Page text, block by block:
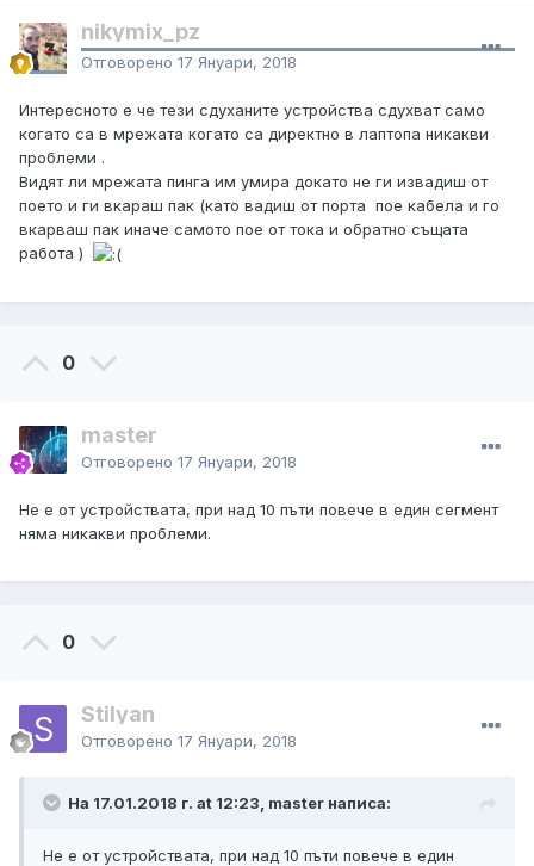
nikymix_pz
Отговорено 17 Януари, 2018
Интересното е че тези сдуханите устройства сдухват само
когато са в мрежата когато са директно в лаптопа никакви
проблеми .
Видят ли мрежата пинга им умира докато не ги извадиш от
поето и ги вкараш пак (като вадиш от порта пое кабела и го
вкарваш пак иначе самото пое от тока и обратно същата
работа )
0
master
Отговорено 17 Януари, 2018
Не е от устройствата, при над 10 пъти повече в един сегмент
няма никакви проблеми.
0
Stilyan
Отговорено 17 Януари, 2018
На 17.01.2018 г. at 12:23, master написа:
Не е от устройствата, при над 10 пъти повече в един